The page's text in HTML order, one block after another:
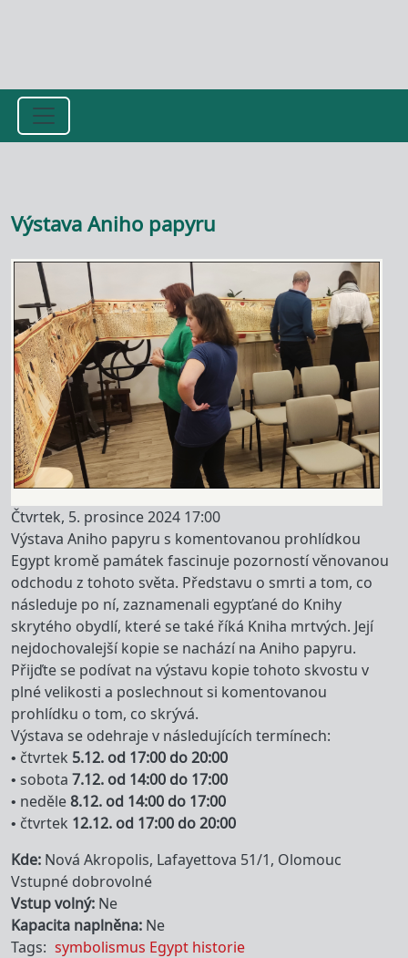
Přejít k hlavnímu obsahu
Výstava Aniho papyru
Čtvrtek, 5. prosince 2024 17:00
Výstava Aniho papyru s komentovanou prohlídkou
Egypt kromě památek fascinuje pozorností věnovanou
odchodu z tohoto světa. Představu o smrti a tom, co
následuje po ní, zaznamenali egypťané do Knihy
skrytého obydlí, které se také říká Kniha mrtvých. Její
nejdochovalejší kopie se nachází na Aniho papyru.
Přijďte se podívat na výstavu kopie tohoto skvostu v
plné velikosti a poslechnout si komentovanou
prohlídku o tom, co skrývá.
Výstava se odehraje v následujících termínech:
• čtvrtek 5.12. od 17:00 do 20:00
• sobota 7.12. od 14:00 do 17:00
• neděle8.12. od 14:00 do 17:00
• čtvrtek 12.12. od 17:00 do 20:00
Kde Nová Akropolis, Lafayettova 51/1, Olomouc
Vstupné dobrovolné
Vstup volný Ne
Kapacita naplněna Ne
Tags
symbolismus Egypt historie